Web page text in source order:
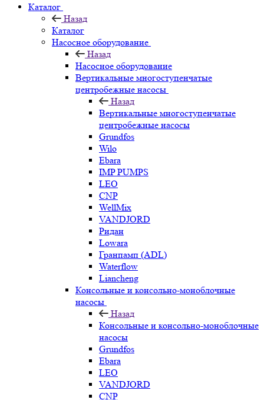
Каталог
Назад
Каталог
Насосное оборудование
Назад
Насосное оборудование
Вертикальные многоступенчатые
центробежные насосы
Назад
Вертикальные многоступенчатые
центробежные насосы
Grundfos
Wilo
Ebara
IMP PUMPS
LEO
CNP
WellMix
VANDJORD
Ридан
Lowara
Гранпамп (ADL)
Waterflow
Liancheng
Консольные и консольно-моноблочные
насосы
Назад
Консольные и консольно-моноблочные
насосы
Grundfos
Ebara
LEO
VANDJORD
CNP